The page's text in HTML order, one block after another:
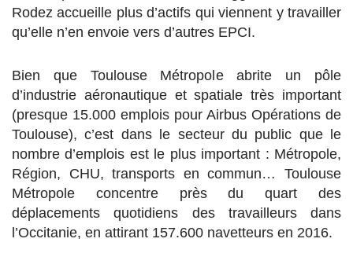
Rodez accueille plus d’actifs qui viennent y travailler
qu’elle n’en envoie vers d’autres EPCI.
Bien que Toulouse Métropole abrite un pôle
d’industrie aéronautique et spatiale très important
(presque 15.000 emplois pour Airbus Opérations de
Toulouse), c’est dans le secteur du public que le
nombre d’emplois est le plus important : Métropole,
Région, CHU, transports en commun… Toulouse
Métropole concentre près du quart des
déplacements quotidiens des travailleurs dans
l’Occitanie, en attirant 157.600 navetteurs en 2016.